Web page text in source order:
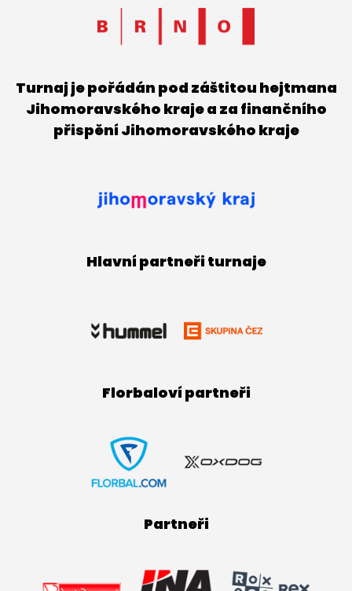
Turnaj je pořádán pod záštitou hejtmana
Jihomoravského kraje a za finančního
přispění Jihomoravského kraje
Hlavní partneři turnaje
Florbaloví partneři
Partneři